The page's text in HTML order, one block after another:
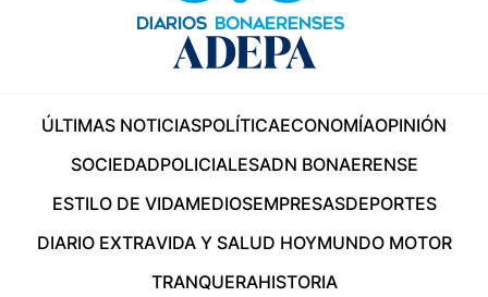
ÚLTIMAS NOTICIASPOLÍTICAECONOMÍAOPINIÓN
SOCIEDADPOLICIALESADN BONAERENSE
ESTILO DE VIDAMEDIOSEMPRESASDEPORTES
DIARIO EXTRAVIDA Y SALUD HOYMUNDO MOTOR
TRANQUERAHISTORIA